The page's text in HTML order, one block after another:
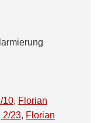
10, Florian
2/23, Florian